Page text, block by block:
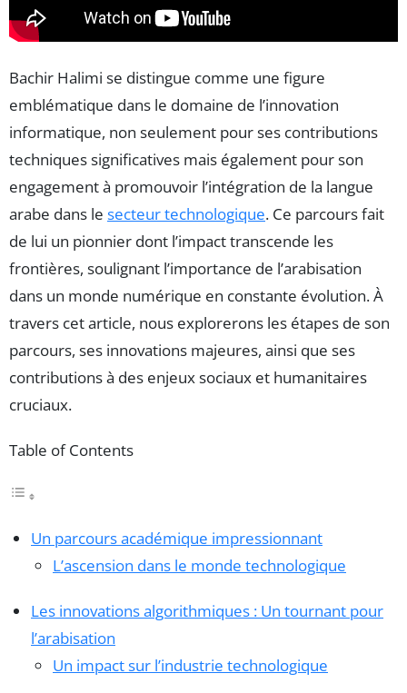
Bachir Halimi se distingue comme une figure
emblématique dans le domaine de l’innovation
informatique, non seulement pour ses contributions
techniques significatives mais également pour son
engagement à promouvoir l’intégration de la langue
arabe dans le secteur technologique. Ce parcours fait
de lui un pionnier dont l’impact transcende les
frontières, soulignant l’importance de l’arabisation
dans un monde numérique en constante évolution. À
travers cet article, nous explorerons les étapes de son
parcours, ses innovations majeures, ainsi que ses
contributions à des enjeux sociaux et humanitaires
cruciaux.
Table of Contents
Un parcours académique impressionnant
L’ascension dans le monde technologique
Les innovations algorithmiques : Un tournant pour
l’arabisation
Un impact sur l’industrie technologique